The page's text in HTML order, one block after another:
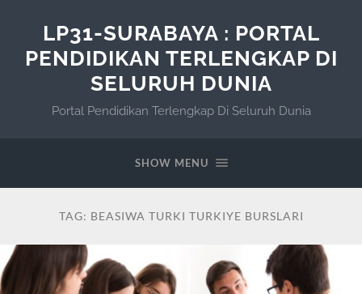
LP31-SURABAYA : PORTAL
PENDIDIKAN TERLENGKAP DI
SELURUH DUNIA
Portal Pendidikan Terlengkap Di Seluruh Dunia
SHOW MENU
TAG: BEASIWA TURKI TURKIYE BURSLARI